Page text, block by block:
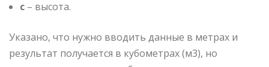
c – высота.
Указано, что нужно вводить данные в метрах и
результат получается в кубометрах (м3), но